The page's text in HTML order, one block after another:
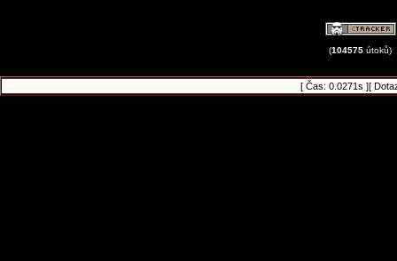
(104575 útoků)
[ Čas: 0.0271s ][